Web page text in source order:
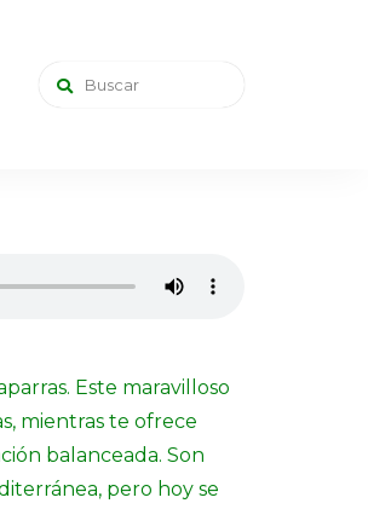
Este maravilloso
mientras te ofrece
balanceada. Son
pero hoy se